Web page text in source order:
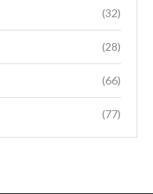
(32)
(28)
(66)
(77)